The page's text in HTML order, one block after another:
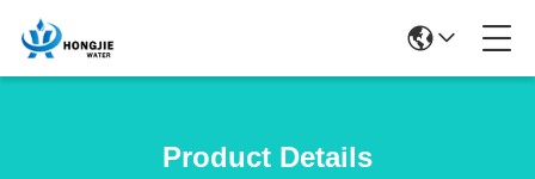
Product Details